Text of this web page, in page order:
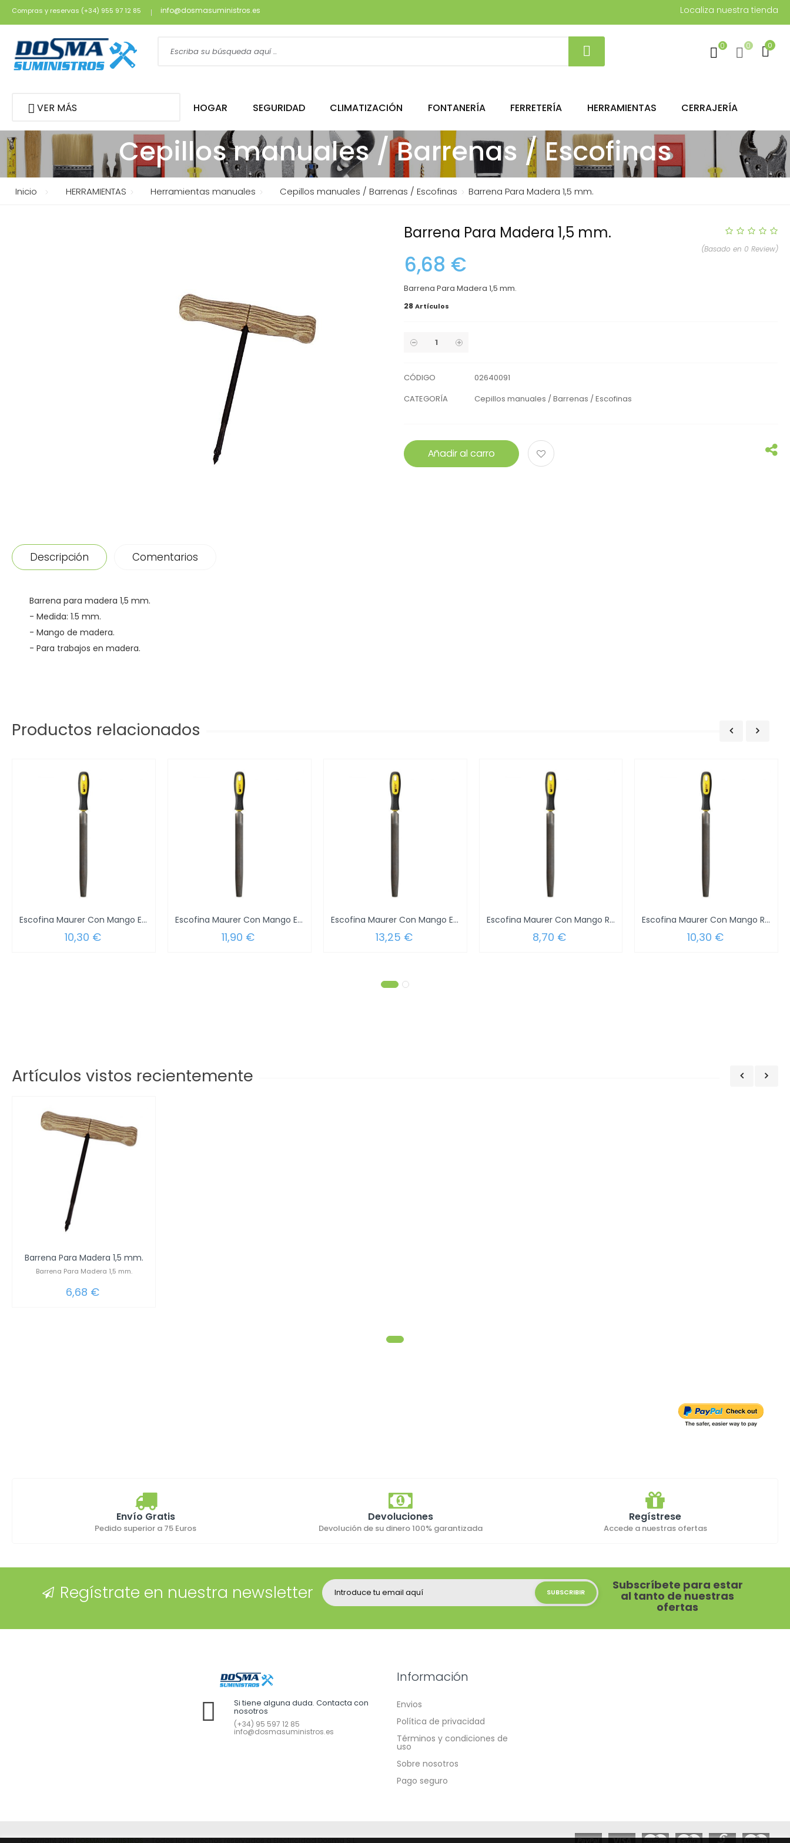
Compras y reservas (+34) 955 97 12 85 info@dosmasuministros.es Localiza nuestra tienda
0
0 0
VER MÁS HOGAR SEGURIDAD CLIMATIZACIÓN FONTANERÍA FERRETERÍA HERRAMIENTAS CERRAJERÍA
Cepillos manuales / Barrenas / Escofinas
Inicio HERRAMIENTAS Herramientas manuales Cepillos manuales / Barrenas / Escofinas Barrena Para Madera 1,5 mm.
(Basado en 0 Review)
Barrena Para Madera 1,5 mm.
6,68 €
Barrena Para Madera 1,5 mm.
28Artículos
CÓDIGO
02640091
CATEGORÍA
Cepillos manuales / Barrenas / Escofinas
Añadir al carro
Descripción Comentarios
Barrena para madera 1,5 mm.
- Medida: 1.5 mm.
- Mango de madera.
- Para trabajos en madera.
Productos relacionados
Escofina Maurer Con Mango Ebanista...
10,30 €
Escofina Maurer Con Mango Ebanista...
11,90 €
Escofina Maurer Con Mango Ebanista...
13,25 €
Escofina Maurer Con Mango Redonda...
8,70 €
Escofina Maurer Con Mango Redonda...
10,30 €
Artículos vistos recientemente
Barrena Para Madera 1,5 mm.
Barrena Para Madera 1,5 mm.
6,68 €
Envío Gratis
Pedido superior a 75 Euros
Devoluciones
Devolución de su dinero 100% garantizada
Regístrese
Accede a nuestras ofertas
Regístrate en nuestra newsletter Subscríbete para estar
al tanto de nuestras
ofertas
Si tiene alguna duda. Contacta con
nosotros
(+34) 95 597 12 85
info@dosmasuministros.es
Información
Envios
Política de privacidad
Términos y condiciones de
uso
Sobre nosotros
Pago seguro
Copyright 2018DOSMASUMINISTROS- Todos los derechos reservados a Electricidad Dosma S.L.